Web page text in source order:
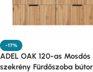
-17%
ADEL OAK 120-as Mosdós
szekrény Fürdőszoba